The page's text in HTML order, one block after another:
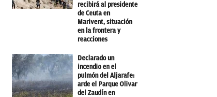
recibirá al presidente
de Ceuta en
Marivent, situación
en la frontera y
reacciones
Declarado un
incendio en el
pulmón del Aljarafe:
arde el Parque Olivar
del Zaudín en